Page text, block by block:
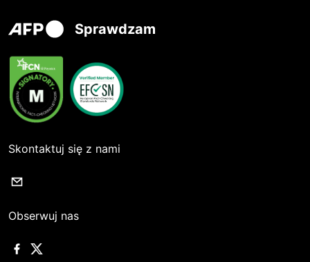
Sprawdzam
Skontaktuj się z nami
Obserwuj nas